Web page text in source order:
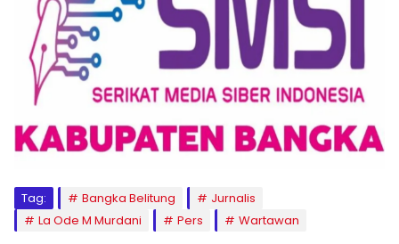
Tag: Bangka Belitung
Jurnalis
La Ode M Murdani
Pers Wartawan